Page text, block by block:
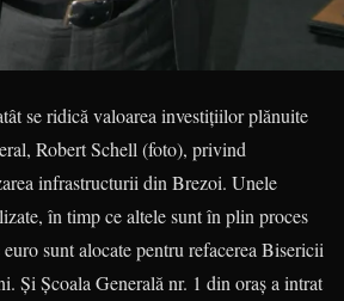
se ridică valoarea investițiilor plănuite
Robert Schell (foto), privind
infrastructurii din Brezoi. Unele
în timp ce altele sunt în plin proces
sunt alocate pentru refacerea Bisericii
Și Școala Generală nr. 1 din oraș a intrat